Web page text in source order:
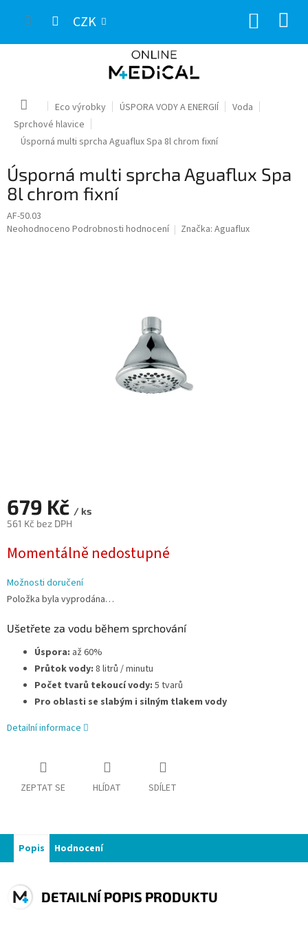
CZK
Domů Eco výrobky ÚSPORA VODY A ENERGIÍ
Voda
Sprchové hlavice
Úsporná multi sprcha Aguaflux Spa 8l chrom fixní
Úsporná multi sprcha Aguaflux Spa
8l chrom fixní
AF-50.03
Průměrné
Neohodnoceno Podrobnosti hodnocení Značka: Aguaflux
679 Kč / ks
561 Kč bez DPH
cena:
Momentálně nedostupné
Možnosti doručení
Položka byla vyprodána…
Ušetřete za vodu během sprchování
Úspora: až 60%
Průtok vody: 8 litrů / minutu
Počet tvarů tekoucí vody: 5 tvarů
Pro oblasti se slabým i silným tlakem vody
Detailní informace
ZEPTAT SE HLÍDAT SDÍLET
Popis Hodnocení
DETAILNÍ POPIS PRODUKTU